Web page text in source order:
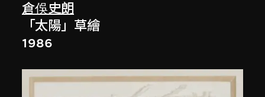
倉俁史朗
「太陽」草繪
1986